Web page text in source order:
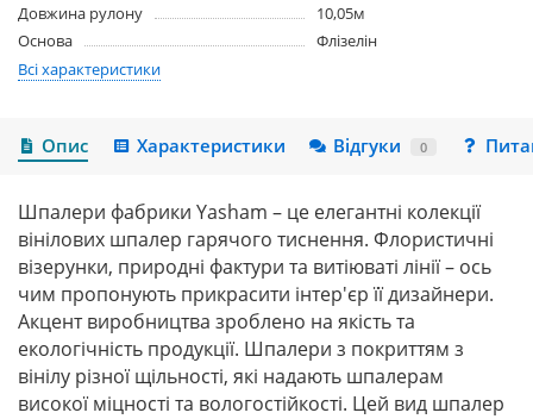
Довжина рулону
10,05м
Основа
Флізелін
Всі характеристики
Опис Характеристики Відгуки 0
Шпалери фабрики Yasham – це елегантні колекції
вінілових шпалер гарячого тиснення. Флористичні
візерунки, природні фактури та витіюваті лінії – ось
чим пропонують прикрасити інтер'єр її дизайнери.
Акцент виробництва зроблено на якість та
екологічність продукції. Шпалери з покриттям з
вінілу різної щільності, які надають шпалерам
високої міцності та вологостійкості. Цей вид шпалер